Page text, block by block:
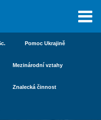
Pomoc Ukrajině
Mezinárodní vztahy
Znalecká činnost